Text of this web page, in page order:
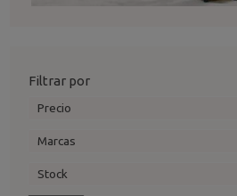
Filtrar por
Precio
Marcas
Stock